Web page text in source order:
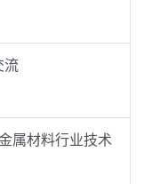
流
属材料行业技术